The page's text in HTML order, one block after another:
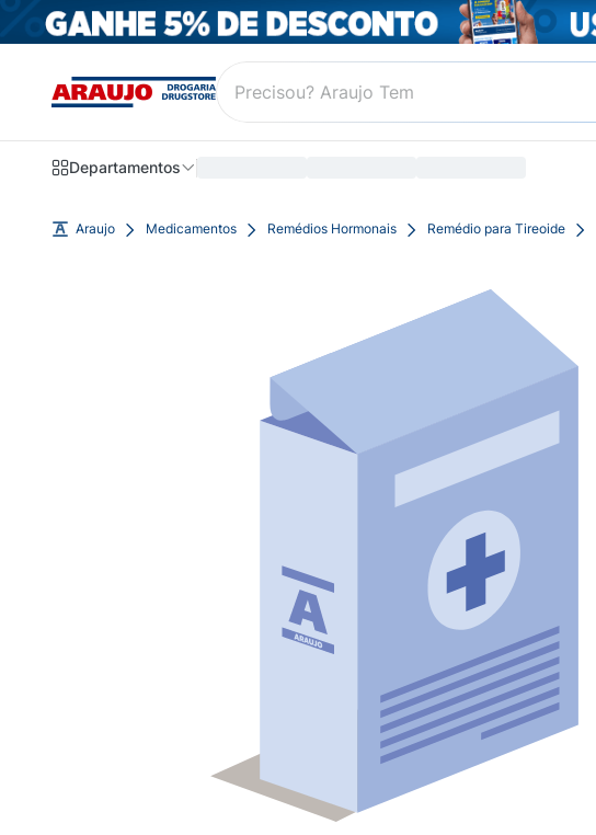
Departamentos
Araujo Medicamentos Remédios Hormonais Remédio para Tireoide